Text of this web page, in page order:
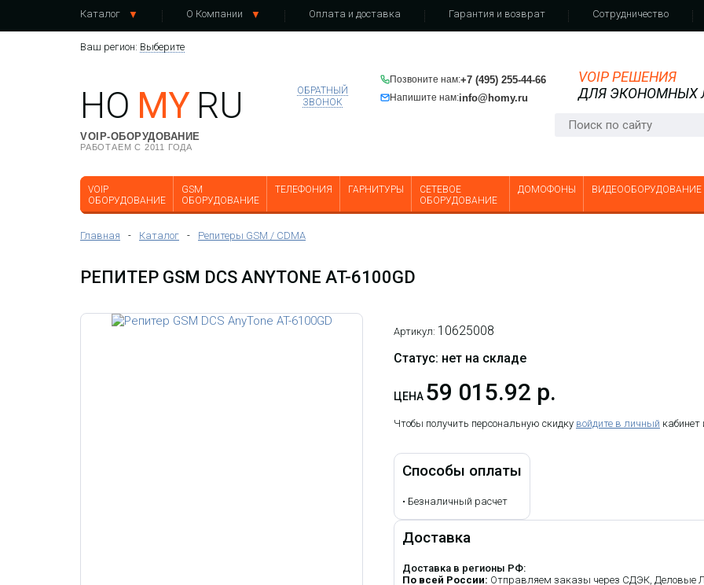
Каталог О Компании Оплата и доставка Гарантия и возврат Сотрудничество
Ваш регион: Выберите
HO MY RU
VOIP-ОБОРУДОВАНИЕ
РАБОТАЕМ С 2011 ГОДА
Позвоните нам:+7 (495) 255-44-66
Напишите нам:info@homy.ru
ОБРАТНЫЙ
ЗВОНОК
VOIP РЕШЕНИЯ
ДЛЯ ЭКОНОМНЫХ
VOIP
ОБОРУДОВАНИЕ
GSM
ОБОРУДОВАНИЕ
ТЕЛЕФОНИЯ ГАРНИТУРЫ
СЕТЕВОЕ
ОБОРУДОВАНИЕ
ДОМОФОНЫ ВИДЕООБОРУДОВАНИЕ
Главная - Каталог - Репитеры GSM / CDMA
РЕПИТЕР GSM DCS ANYTONE AT-6100GD
Артикул: 10625008
Статус: нет на складе
ЦЕНА 59 015.92 р.
Чтобы получить персональную скидку войдите в личный кабинет
Способы оплаты
• Безналичный расчет
Доставка
Доставка в регионы РФ:
По всей России: Отправляем заказы через СДЭК, Деловые